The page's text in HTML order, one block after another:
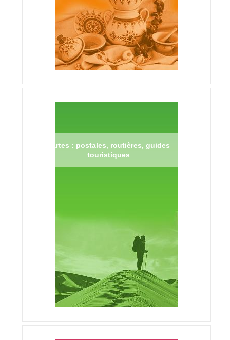
Cartes : postales, routières, guides
touristiques